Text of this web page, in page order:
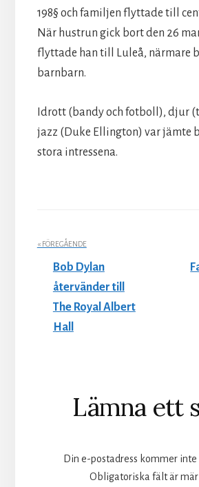
198§ och familjen flyttade till
När hustrun gick bort den 26
flyttade han till Luleå, närmare
barnbarn.
Idrott (bandy och fotboll), djur
jazz (Duke Ellington) var jämte
stora intressena.
« FÖREGÅENDE
Bob Dylan
återvänder till
The Royal Albert
Hall
Lämna ett
Din e-postadress kommer inte
Obligatoriska fält är